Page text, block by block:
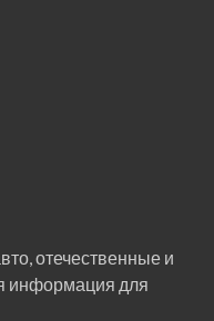
отечественные и
информация для